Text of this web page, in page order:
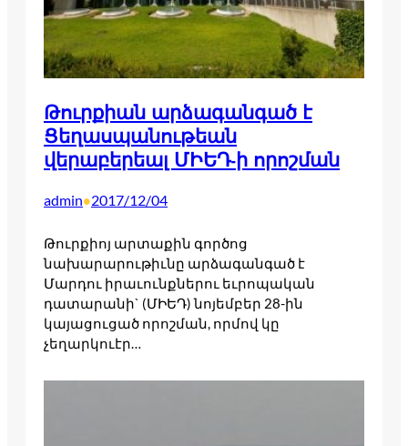
Թուրքիան արձագանգած է
Ցեղասպանութեան
վերաբերեալ ՄԻԵԴ-ի որոշման
admin•2017/12/04
Թուրքիոյ արտաքին գործոց
նախարարութիւնը արձագանգած է
Մարդու իրաւունքներու եւրոպական
դատարանի` (ՄԻԵԴ) նոյեմբեր 28-ին
կայացուցած որոշման, որմով կը
չեղարկուէր…